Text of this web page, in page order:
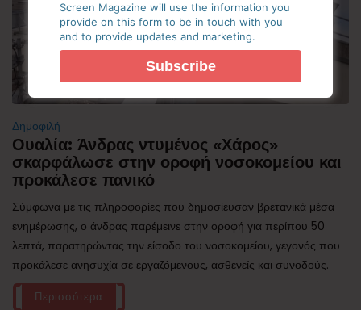
Δημοφιλή
Ουαλία: Άνδρας ντυμένος «Χάρος»
σκαρφάλωσε στην οροφή νοσοκομείου και
προκάλεσε πανικό
Σύμφωνα με τις πληροφορίες που δημοσίευσαν βρετανικά μέσα
ενημέρωσης, ο άνδρας παρέμεινε στην οροφή για περίπου 50
λεπτά, παρατηρώντας την είσοδο του νοσοκομείου, γεγονός που
προκάλεσε ανησυχία σε εργαζόμενους, ασθενείς και συνοδούς.
Περισσότερα
Screen Magazine will use the information you
provide on this form to be in touch with you
and to provide updates and marketing.